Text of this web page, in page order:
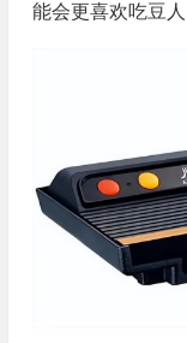
能会更喜欢吃豆